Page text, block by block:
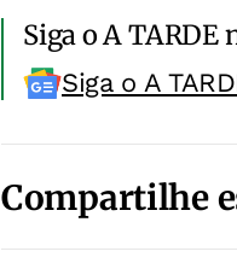
Siga o A TARDE
Siga o A
Compartilhe